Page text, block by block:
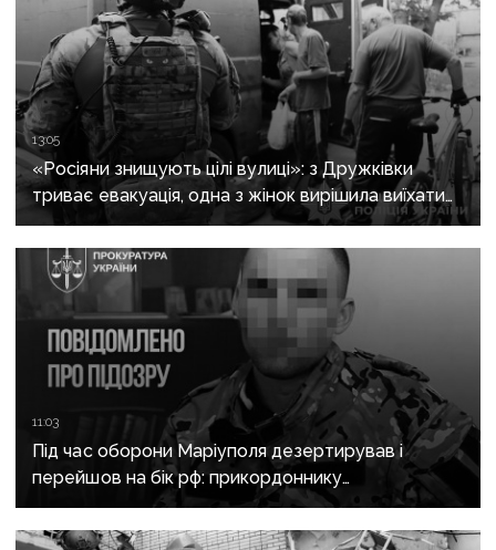
13:05
«Росіяни знищують цілі вулиці»: з Дружківки
триває евакуація, одна з жінок вирішила виїхати
після загибелі чоловіка
11:03
Під час оборони Маріуполя дезертирував і
перейшов на бік рф: прикордоннику
з «Азовсталі» повідомили про підозру